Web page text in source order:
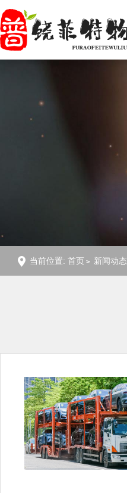
当前位置: 首页 新闻动态